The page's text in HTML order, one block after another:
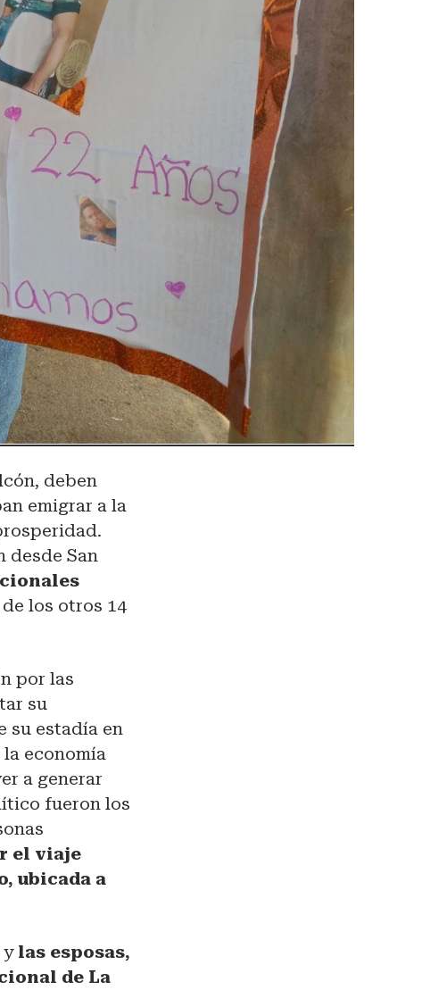
deben
emigrar a la
desde San
de los otros 14
por las
su
su estadía en
economía
a generar
fueron los
el viaje
ubicada a
y las esposas,
de La